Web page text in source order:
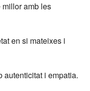
amb les
en si mateixes i
autenticitat i empatia.